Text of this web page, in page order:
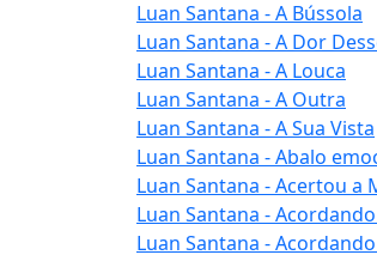
Luan Santana - A Bússola
Luan Santana - A Dor
Luan Santana - A Louca
Luan Santana - A Outra
Luan Santana - A Sua Vista
Luan Santana - Abalo
Luan Santana - Acertou a
Luan Santana -
Luan Santana -